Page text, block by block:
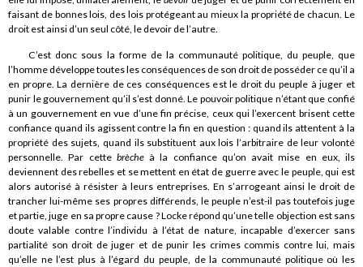
faisant de bonnes lois, des lois protégeant au mieux la propriété de chacun. Le
droit est ainsi d’un seul côté, le devoir de l’autre.
C’est donc sous la forme de la communauté politique, du peuple, que
l’homme développe toutes les conséquences de son droit de posséder ce qu’il a
en propre. La dernière de ces conséquences est le droit du peuple à juger et
punir le gouvernement qu’il s’est donné. Le pouvoir politique n’étant que confié
à un gouvernement en vue d’une fin précise, ceux qui l’exercent brisent cette
confiance quand ils agissent contre la fin en question : quand ils attentent à la
propriété des sujets, quand ils substituent aux lois l’arbitraire de leur volonté
personnelle. Par cette brècheà la confiance qu’on avait mise en eux, ils
deviennent des rebelles et se mettent en état de guerre avec le peuple, qui est
alors autorisé à résister à leurs entreprises. En s’arrogeant ainsi le droit de
trancher lui-même ses propres différends, le peuple n’est-il pas toutefois juge
et partie, juge en sa propre cause ? Locke répond qu’une telle objection est sans
doute valable contre l’individu à l’état de nature, incapable d’exercer sans
partialité son droit de juger et de punir les crimes commis contre lui, mais
qu’elle ne l’est plus à l’égard du peuple, de la communauté politique où les